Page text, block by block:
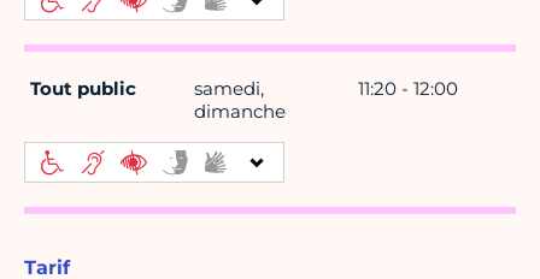
Tout public
samedi,
dimanche
11:20 - 12:00
Tarif